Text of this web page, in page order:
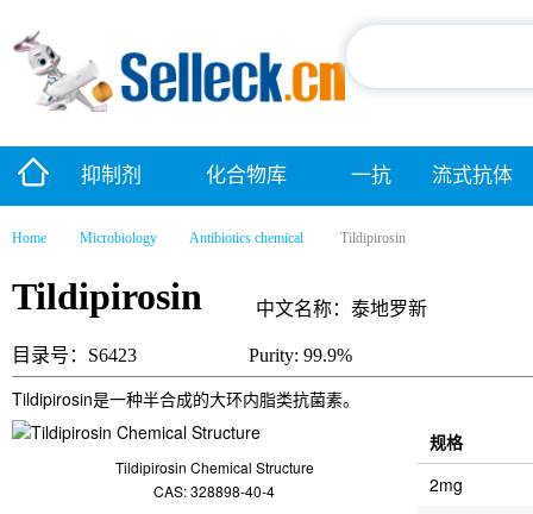
抑制剂 化合物库 一抗 流式抗体
Home Microbiology Antibiotics chemical Tildipirosin
Tildipirosin 中文名称：泰地罗新
目录号：S6423 Purity: 99.9%
Tildipirosin是一种半合成的大环内脂类抗菌素。
Tildipirosin Chemical Structure
CAS: 328898-40-4
规格
2mg